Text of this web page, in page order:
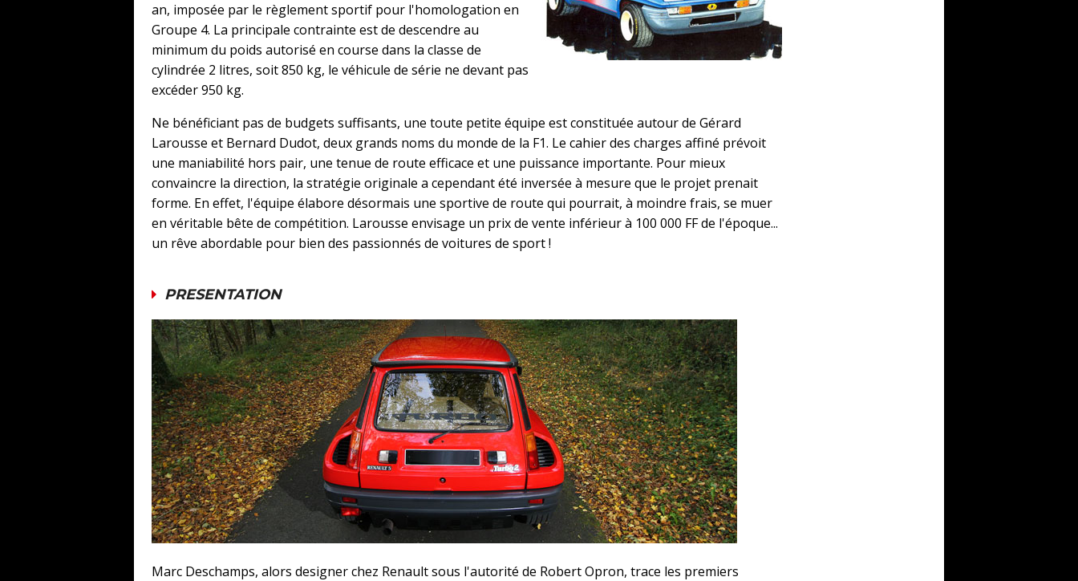
an, imposée par le règlement sportif pour l'homologation en
Groupe 4. La principale contrainte est de descendre au
minimum du poids autorisé en course dans la classe de
cylindrée 2 litres, soit 850 kg, le véhicule de série ne devant pas
excéder 950 kg.
Ne bénéficiant pas de budgets suffisants, une toute petite équipe est constituée autour de Gérard
Larousse et Bernard Dudot, deux grands noms du monde de la F1. Le cahier des charges affiné prévoit
une maniabilité hors pair, une tenue de route efficace et une puissance importante. Pour mieux
convaincre la direction, la stratégie originale a cependant été inversée à mesure que le projet prenait
forme. En effet, l'équipe élabore désormais une sportive de route qui pourrait, à moindre frais, se muer
en véritable bête de compétition. Larousse envisage un prix de vente inférieur à 100 000 FF de l'époque...
un rêve abordable pour bien des passionnés de voitures de sport !
PRESENTATION
Marc Deschamps, alors designer chez Renault sous l'autorité de Robert Opron, trace les premiers